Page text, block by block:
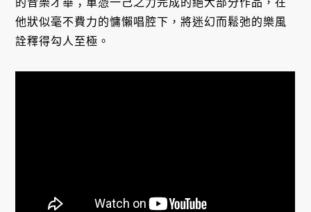
他狀似毫不費力的慵懶唱腔下，將迷幻而鬆弛的樂風
詮釋得勾人至極。